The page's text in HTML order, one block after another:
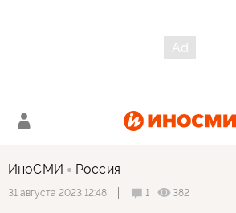
ИноСМИ Россия
31 августа 2023 12:48 1 382